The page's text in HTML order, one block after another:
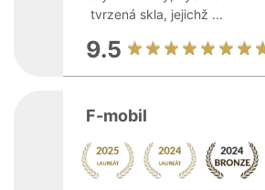
tvrzená skla, jejichž ...
9.5
F-mobil